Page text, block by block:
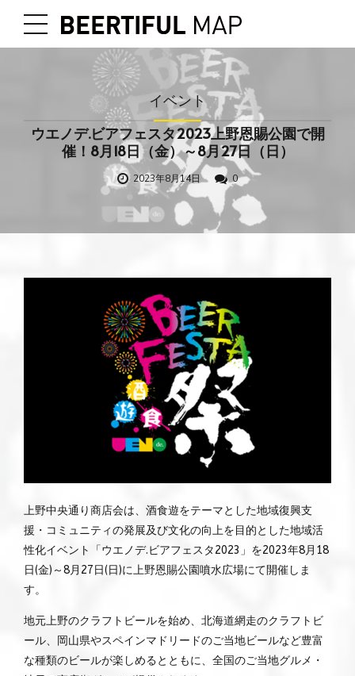
イベント
ウエノデ.ビアフェスタ2023上野恩賜公園で開
催！8月18日（金）～8月27日（日）
2023年8月14日 0
上野中央通り商店会は、酒食遊をテーマとした地域復興支
援・コミュニティの発展及び文化の向上を目的とした地域活
性化イベント「ウエノデ.ビアフェスタ2023」を2023年8月18
日(金)～8月27日(日)に上野恩賜公園噴水広場にて開催しま
す。
地元上野のクラフトビールを始め、北海道網走のクラフトビ
ール、岡山県やスペインマドリードのご当地ビールなど豊富
な種類のビールが楽しめるとともに、全国のご当地グルメ・